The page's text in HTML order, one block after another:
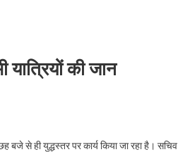
यात्रियों की जान
बजे से ही युद्धस्तर पर कार्य किया जा रहा है। सचिव